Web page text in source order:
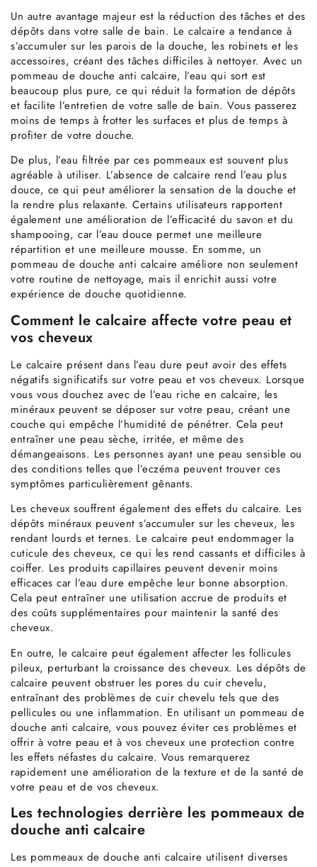
Un autre avantage majeur est la réduction des tâches et des
dépôts dans votre salle de bain. Le calcaire a tendance à
s’accumuler sur les parois de la douche, les robinets et les
accessoires, créant des tâches difficiles à nettoyer. Avec un
pommeau de douche anti calcaire, l’eau qui sort est
beaucoup plus pure, ce qui réduit la formation de dépôts
et facilite l’entretien de votre salle de bain. Vous passerez
moins de temps à frotter les surfaces et plus de temps à
profiter de votre douche.
De plus, l’eau filtrée par ces pommeaux est souvent plus
agréable à utiliser. L’absence de calcaire rend l’eau plus
douce, ce qui peut améliorer la sensation de la douche et
la rendre plus relaxante. Certains utilisateurs rapportent
également une amélioration de l’efficacité du savon et du
shampooing, car l’eau douce permet une meilleure
répartition et une meilleure mousse. En somme, un
pommeau de douche anti calcaire améliore non seulement
votre routine de nettoyage, mais il enrichit aussi votre
expérience de douche quotidienne.
Comment le calcaire affecte votre peau et
vos cheveux
Le calcaire présent dans l’eau dure peut avoir des effets
négatifs significatifs sur votre peau et vos cheveux. Lorsque
vous vous douchez avec de l’eau riche en calcaire, les
minéraux peuvent se déposer sur votre peau, créant une
couche qui empêche l’humidité de pénétrer. Cela peut
entraîner une peau sèche, irritée, et même des
démangeaisons. Les personnes ayant une peau sensible ou
des conditions telles que l’eczéma peuvent trouver ces
symptômes particulièrement gênants.
Les cheveux souffrent également des effets du calcaire. Les
dépôts minéraux peuvent s’accumuler sur les cheveux, les
rendant lourds et ternes. Le calcaire peut endommager la
cuticule des cheveux, ce qui les rend cassants et difficiles à
coiffer. Les produits capillaires peuvent devenir moins
efficaces car l’eau dure empêche leur bonne absorption.
Cela peut entraîner une utilisation accrue de produits et
des coûts supplémentaires pour maintenir la santé des
cheveux.
En outre, le calcaire peut également affecter les follicules
pileux, perturbant la croissance des cheveux. Les dépôts de
calcaire peuvent obstruer les pores du cuir chevelu,
entraînant des problèmes de cuir chevelu tels que des
pellicules ou une inflammation. En utilisant un pommeau de
douche anti calcaire, vous pouvez éviter ces problèmes et
offrir à votre peau et à vos cheveux une protection contre
les effets néfastes du calcaire. Vous remarquerez
rapidement une amélioration de la texture et de la santé de
votre peau et de vos cheveux.
Les technologies derrière les pommeaux de
douche anti calcaire
Les pommeaux de douche anti calcaire utilisent diverses